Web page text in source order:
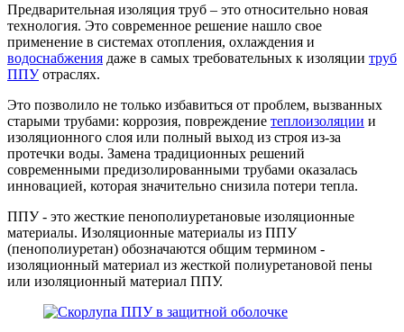
Предварительная изоляция труб – это относительно новая
технология. Это современное решение нашло свое
применение в системах отопления, охлаждения и
водоснабжения даже в самых требовательных к изоляции труб
ППУотраслях.
Это позволило не только избавиться от проблем, вызванных
старыми трубами: коррозия, повреждение теплоизоляции и
изоляционного слоя или полный выход из строя из-за
протечки воды. Замена традиционных решений
современными предизолированными трубами оказалась
инновацией, которая значительно снизила потери тепла.
ППУ - это жесткие пенополиуретановые изоляционные
материалы. Изоляционные материалы из ППУ
(пенополиуретан) обозначаются общим термином -
изоляционный материал из жесткой полиуретановой пены
или изоляционный материал ППУ.